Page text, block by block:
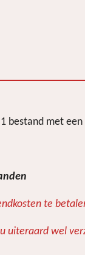
bestand met
te
uiteraard wel